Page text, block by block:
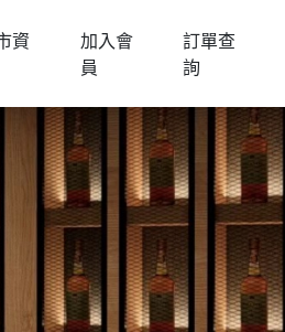
資
加入會
員
訂單查
詢